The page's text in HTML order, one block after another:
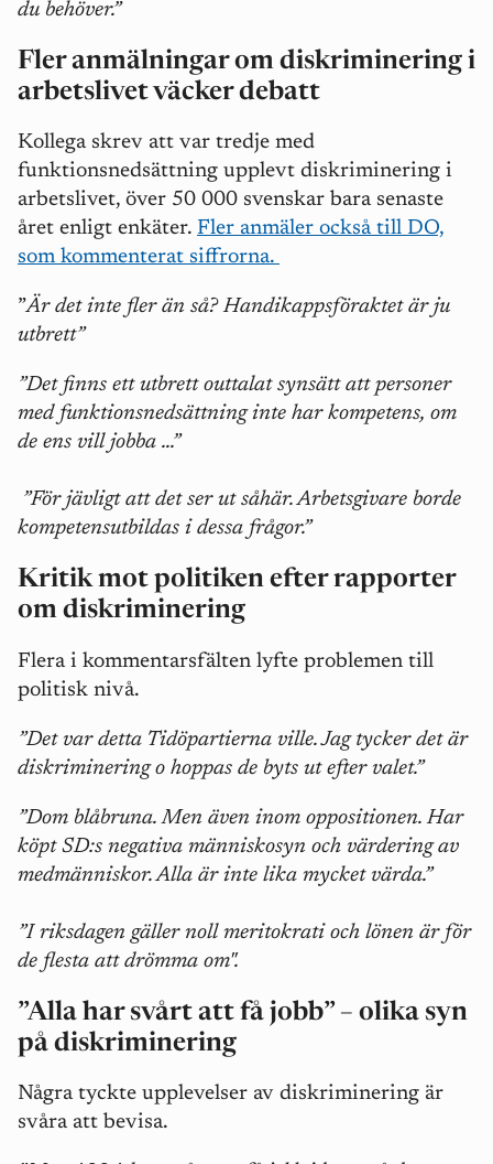
du behöver.”
Fler anmälningar om diskriminering i
arbetslivet väcker debatt
Kollega skrev att var tredje med
funktionsnedsättning upplevt diskriminering i
arbetslivet, över 50 000 svenskar bara senaste
året enligt enkäter. Fler anmäler också till DO,
som kommenterat siffrorna.
”Är det inte fler än så? Handikappsföraktet är ju
utbrett”
”Det finns ett utbrett outtalat synsätt att personer
med funktionsnedsättning inte har kompetens, om
de ens vill jobba ...”
”För jävligt att det ser ut såhär. Arbetsgivare borde
kompetensutbildas i dessa frågor.”
Kritik mot politiken efter rapporter
om diskriminering
Flera i kommentarsfälten lyfte problemen till
politisk nivå.
”Det var detta Tidöpartierna ville. Jag tycker det är
diskriminering o hoppas de byts ut efter valet.”
”Dom blåbruna. Men även inom oppositionen. Har
köpt SD:s negativa människosyn och värdering av
medmänniskor. Alla är inte lika mycket värda.”
”I riksdagen gäller noll meritokrati och lönen är för
de flesta att drömma om".
”Alla har svårt att få jobb” – olika syn
på diskriminering
Några tyckte upplevelser av diskriminering är
svåra att bevisa.